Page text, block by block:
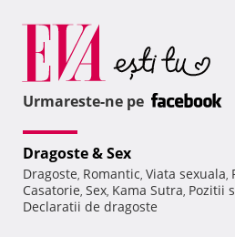
Urmareste-ne pe
Dragoste & Sex
Dragoste, Romantic, Viata sexuala,
Casatorie, Sex, Kama Sutra, Pozitii
Declaratii de dragoste